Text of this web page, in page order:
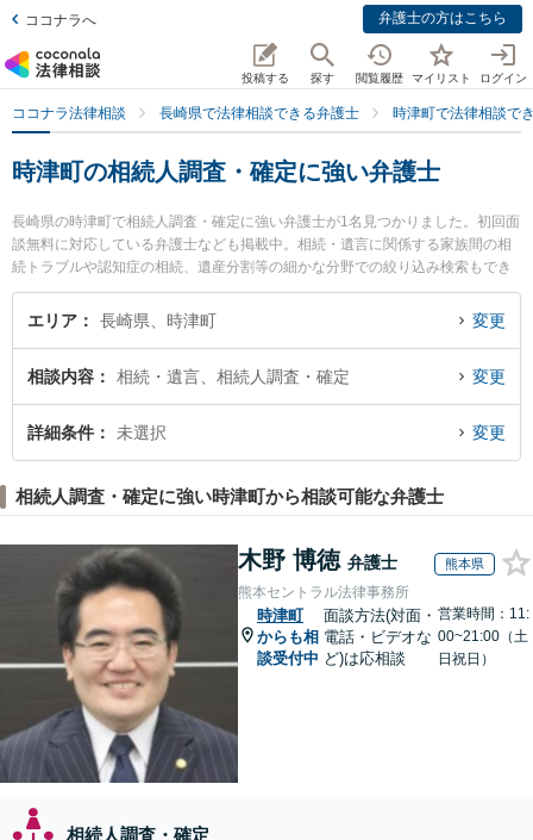
ココナラへ 弁護士の方はこちら
投稿する 探す 閲覧履歴 マイリスト ログイン
ココナラ法律相談 長崎県で法律相談できる弁護士 時津町で法律相談で
時津町の相続人調査・確定に強い弁護士
長崎県の時津町で相続人調査・確定に強い弁護士が1名見つかりました。初回面
談無料に対応している弁護士なども掲載中。相続・遺言に関係する家族間の相
続トラブルや認知症の相続、遺産分割等の細かな分野での絞り込み検索もでき
便利です。特に弁護士法人大村綜合法律事務所 時津オフィスの加藤 貴大弁護士
のプロフィール情報や弁護士費用、強みなどが注目されています。『時津町で
たい』『初回相談無料で相続人調査・確定を法律相談できる時津町内の弁護士
に相談予約したい』などでお困りの相談者さんにおすすめです。
エリア 長崎県、時津町 変更
相談内容 相続・遺言、相続人調査・確定 変更
詳細条件 未選択 変更
相続人調査・確定に強い時津町から相談可能な弁護士
木野 博徳 弁護士 熊本県
熊本セントラル法律事務所
時津町
からも相
談受付中
面談方法(対面・
電話・ビデオな
ど)は応相談
営業時間：11:
00~21:00（土
日祝日）
相続人調査・確定